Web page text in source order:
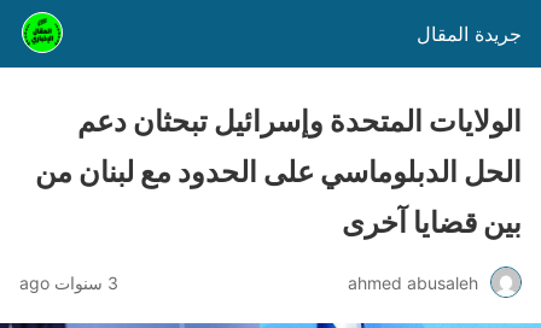
جريدة المقال
الولايات المتحدة وإسرائيل تبحثان دعم
الحل الدبلوماسي على الحدود مع لبنان من
بين قضايا آخرى
ahmed abusaleh 3 سنوات ago